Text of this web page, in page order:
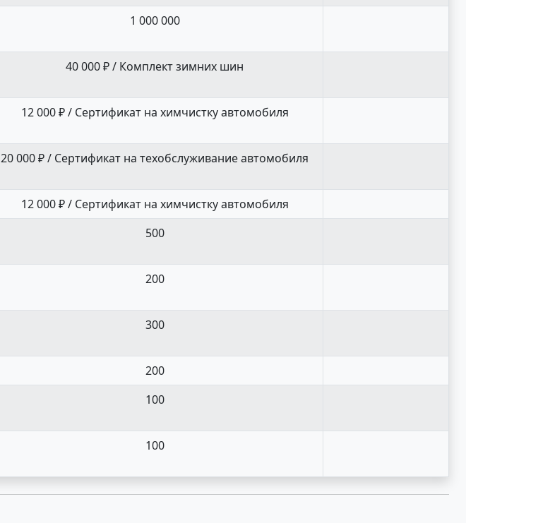
1 000 000
40 000 ₽ / Комплект зимних шин
12 000 ₽ / Сертификат на химчистку автомобиля
20 000 ₽ / Сертификат на техобслуживание автомобиля
12 000 ₽ / Сертификат на химчистку автомобиля
500
200
300
200
100
100